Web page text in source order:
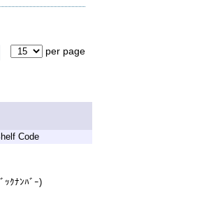
per page
Code
ｯｸﾅﾝﾊﾞｰ)